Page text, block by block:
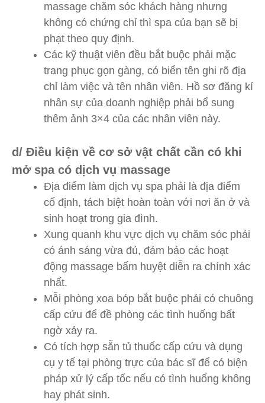
massage chăm sóc khách hàng nhưng
không có chứng chỉ thì spa của bạn sẽ bị
phạt theo quy định.
Các kỹ thuật viên đều bắt buộc phải mặc
trang phục gọn gàng, có biển tên ghi rõ địa
chỉ làm việc và tên nhân viên. Hồ sơ đăng kí
nhân sự của doanh nghiệp phải bổ sung
thêm ảnh 3×4 của các nhân viên này.
d/ Điều kiện về cơ sở vật chất cần có khi
mở spa có dịch vụ massage
Địa điểm làm dịch vụ spa phải là địa điểm
cố định, tách biệt hoàn toàn với nơi ăn ở và
sinh hoạt trong gia đình.
Xung quanh khu vực dịch vụ chăm sóc phải
có ánh sáng vừa đủ, đảm bảo các hoạt
động massage bấm huyệt diễn ra chính xác
nhất.
Mỗi phòng xoa bóp bắt buộc phải có chuông
cấp cứu để đề phòng các tình huống bất
ngờ xảy ra.
Có tích hợp sẵn tủ thuốc cấp cứu và dụng
cụ y tế tại phòng trực của bác sĩ để có biện
pháp xử lý cấp tốc nếu có tình huống không
hay phát sinh.